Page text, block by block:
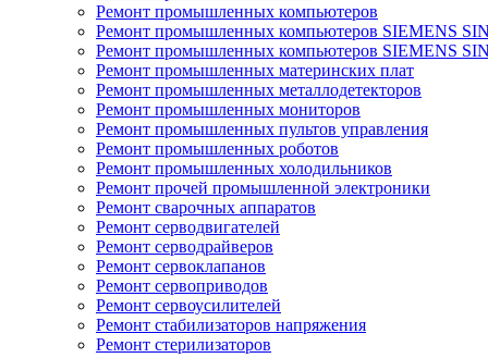
Ремонт промышленных компьютеров
Ремонт промышленных компьютеров SIEMENS
Ремонт промышленных компьютеров SIEMENS
Ремонт промышленных материнских плат
Ремонт промышленных металлодетекторов
Ремонт промышленных мониторов
Ремонт промышленных пультов управления
Ремонт промышленных роботов
Ремонт промышленных холодильников
Ремонт прочей промышленной электроники
Ремонт сварочных аппаратов
Ремонт серводвигателей
Ремонт серводрайверов
Ремонт сервоклапанов
Ремонт сервоприводов
Ремонт сервоусилителей
Ремонт стабилизаторов напряжения
Ремонт стерилизаторов